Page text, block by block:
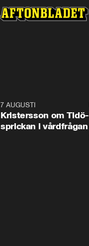
7 AUGUSTI
Kristersson om Tidö-
sprickan i vårdfrågan